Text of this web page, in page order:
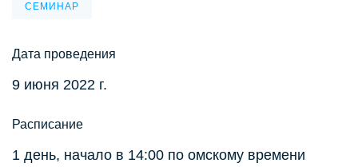
СЕМИНАР
Дата проведения
9 июня 2022 г.
Расписание
1 день, начало в 14:00 по омскому времени